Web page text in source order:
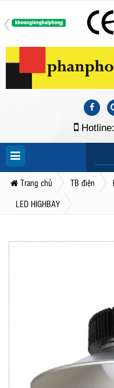
Hotline:
Trang chủ TB điện
LED HIGHBAY